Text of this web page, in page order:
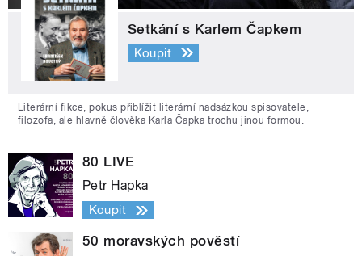
Setkání s Karlem Čapkem
Koupit
Literární fikce, pokus přiblížit literární nadsázkou spisovatele,
filozofa, ale hlavně člověka Karla Čapka trochu jinou formou.
80 LIVE
Petr Hapka
Koupit
50 moravských pověstí